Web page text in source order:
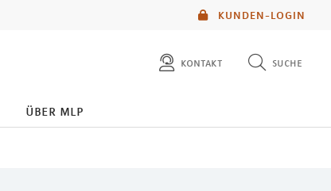
KUNDEN-LOGIN
kontakt suche
über mlp